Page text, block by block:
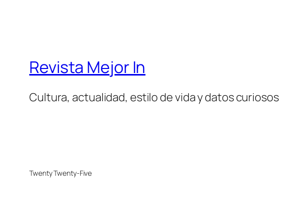
Revista Mejor In
Cultura, actualidad, estilo de vida y datos curiosos
Twenty Twenty-Five